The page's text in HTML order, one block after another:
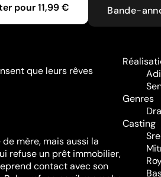
pour 11,99 € Bande-
que leurs rêves
mère, mais aussi la
refuse un prêt immobilier,
contact avec son
Genres
Casting